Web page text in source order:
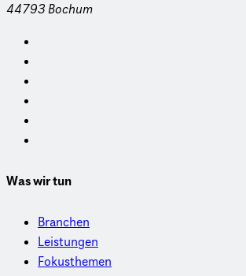
44793 Bochum
Was wir tun
Branchen
Leistungen
Fokusthemen